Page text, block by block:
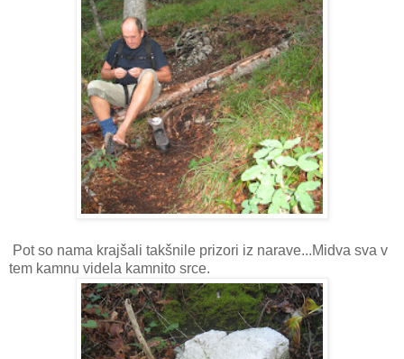
Pot so nama krajšali takšnile prizori iz narave...Midva sva v
tem kamnu videla kamnito srce.